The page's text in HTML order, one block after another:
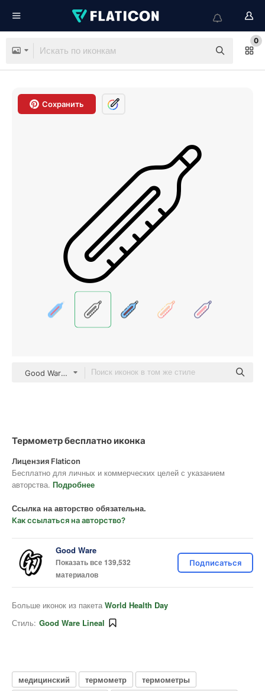
0
Сохранить
Good Ware Lineal
Термометр бесплатно иконка
Лицензия Flaticon
Бесплатно для личных и коммерческих целей с указанием
авторства. Подробнее
Ссылка на авторство обязательна.
Как ссылаться на авторство?
Good Ware
Показать все 139,532
материалов
Подписаться
Больше иконок из пакета World Health Day
Стиль: Good Ware Lineal
медицинский термометр
термометры